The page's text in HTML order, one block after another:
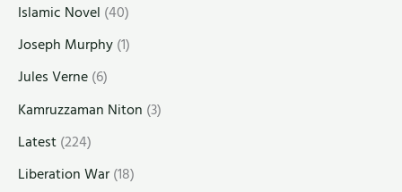
Islamic Novel (40)
Joseph Murphy(1)
Jules Verne(6)
Kamruzzaman Niton (3)
Latest(224)
Liberation War(18)